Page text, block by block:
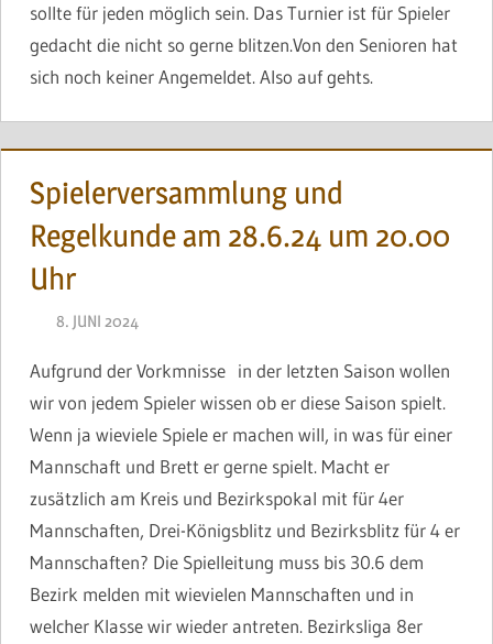
sollte für jeden möglich sein. Das Turnier ist für Spieler
gedacht die nicht so gerne blitzen.Von den Senioren hat
sich noch keiner Angemeldet. Also auf gehts.
Spielerversammlung und
Regelkunde am 28.6.24 um 20.00
Uhr
8. JUNI 2024
Aufgrund der Vorkmnisse in der letzten Saison wollen
wir von jedem Spieler wissen ob er diese Saison spielt.
Wenn ja wieviele Spiele er machen will, in was für einer
Mannschaft und Brett er gerne spielt. Macht er
zusätzlich am Kreis und Bezirkspokal mit für 4er
Mannschaften, Drei-Königsblitz und Bezirksblitz für 4 er
Mannschaften? Die Spielleitung muss bis 30.6 dem
Bezirk melden mit wievielen Mannschaften und in
welcher Klasse wir wieder antreten. Bezirksliga 8er